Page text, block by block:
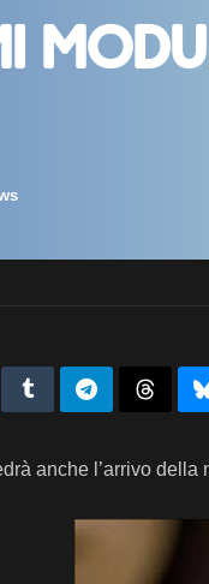
anche l’arrivo